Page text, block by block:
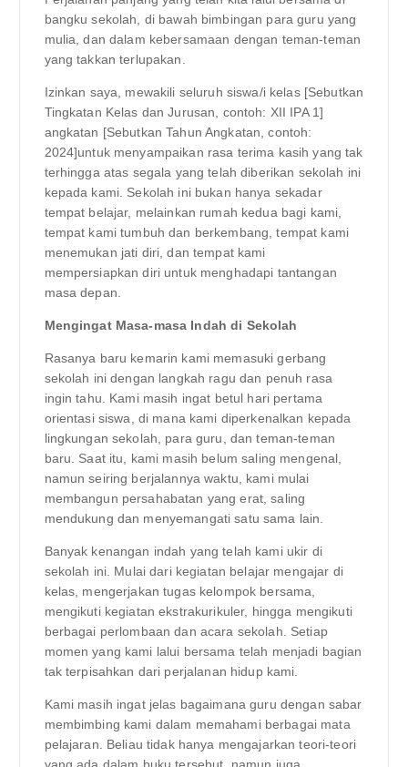
bangku sekolah, di bawah bimbingan para guru yang
mulia, dan dalam kebersamaan dengan teman-teman
yang takkan terlupakan.
Izinkan saya, mewakili seluruh siswa/i kelas [Sebutkan
Tingkatan Kelas dan Jurusan, contoh: XII IPA 1]
angkatan [Sebutkan Tahun Angkatan, contoh:
2024]untuk menyampaikan rasa terima kasih yang tak
terhingga atas segala yang telah diberikan sekolah ini
kepada kami. Sekolah ini bukan hanya sekadar
tempat belajar, melainkan rumah kedua bagi kami,
tempat kami tumbuh dan berkembang, tempat kami
menemukan jati diri, dan tempat kami
mempersiapkan diri untuk menghadapi tantangan
masa depan.
Mengingat Masa-masa Indah di Sekolah
Rasanya baru kemarin kami memasuki gerbang
sekolah ini dengan langkah ragu dan penuh rasa
ingin tahu. Kami masih ingat betul hari pertama
orientasi siswa, di mana kami diperkenalkan kepada
lingkungan sekolah, para guru, dan teman-teman
baru. Saat itu, kami masih belum saling mengenal,
namun seiring berjalannya waktu, kami mulai
membangun persahabatan yang erat, saling
mendukung dan menyemangati satu sama lain.
Banyak kenangan indah yang telah kami ukir di
sekolah ini. Mulai dari kegiatan belajar mengajar di
kelas, mengerjakan tugas kelompok bersama,
mengikuti kegiatan ekstrakurikuler, hingga mengikuti
berbagai perlombaan dan acara sekolah. Setiap
momen yang kami lalui bersama telah menjadi bagian
tak terpisahkan dari perjalanan hidup kami.
Kami masih ingat jelas bagaimana guru dengan sabar
membimbing kami dalam memahami berbagai mata
pelajaran. Beliau tidak hanya mengajarkan teori-teori